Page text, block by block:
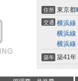
住所 東京都
交通 横浜線
横浜線
横浜線
築年 築41年